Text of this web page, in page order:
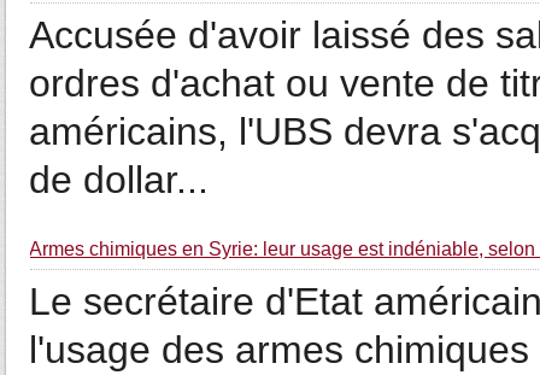
Accusée d'avoir laissé des
ordres d'achat ou vente de
américains, l'UBS devra
de dollar...
Armes chimiques en Syrie: leur usage est indéniable,
Le secrétaire d'Etat
l'usage des armes